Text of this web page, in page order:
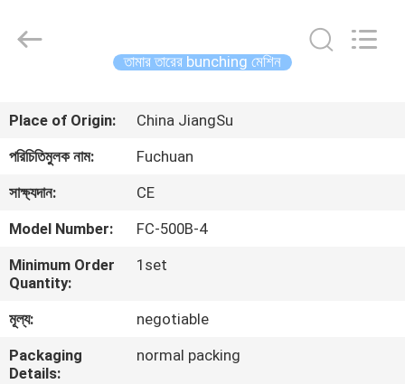
পণ্য
ভিআর
আমাদের
and
Mechanical
তামার তারের bunching মেশিন
Place of Origin:
China JiangSu
পরিচিতিমুলক নাম:
Fuchuan
সাক্ষ্যদান:
CE
Model Number:
FC-500B-4
Minimum Order
Quantity:
1set
মূল্য:
negotiable
Packaging
Details:
normal packing